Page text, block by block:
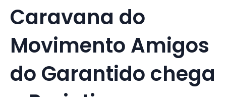
Caravana do
Movimento Amigos
do Garantido chega